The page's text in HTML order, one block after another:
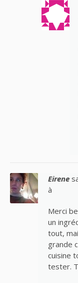
Eirene
à
Merci
un
tout,
grande
cuisine
tester.